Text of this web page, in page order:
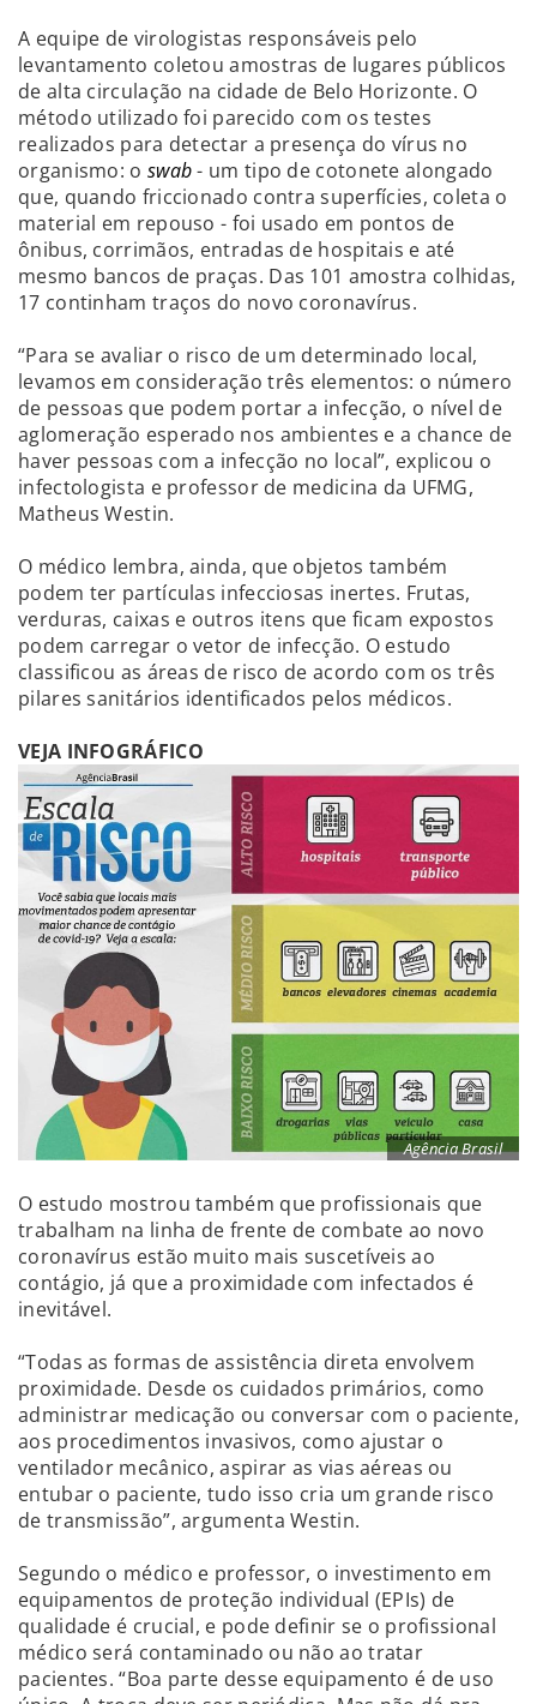
A equipe de virologistas responsáveis pelo
levantamento coletou amostras de lugares públicos
de alta circulação na cidade de Belo Horizonte. O
método utilizado foi parecido com os testes
realizados para detectar a presença do vírus no
organismo: o swab- um tipo de cotonete alongado
que, quando friccionado contra superfícies, coleta o
material em repouso - foi usado em pontos de
ônibus, corrimãos, entradas de hospitais e até
mesmo bancos de praças. Das 101 amostra colhidas,
17 continham traços do novo coronavírus.
“Para se avaliar o risco de um determinado local,
levamos em consideração três elementos: o número
de pessoas que podem portar a infecção, o nível de
aglomeração esperado nos ambientes e a chance de
haver pessoas com a infecção no local”, explicou o
infectologista e professor de medicina da UFMG,
Matheus Westin.
O médico lembra, ainda, que objetos também
podem ter partículas infecciosas inertes. Frutas,
verduras, caixas e outros itens que ficam expostos
podem carregar o vetor de infecção. O estudo
classificou as áreas de risco de acordo com os três
pilares sanitários identificados pelos médicos.
VEJA INFOGRÁFICO
Agência Brasil
O estudo mostrou também que profissionais que
trabalham na linha de frente de combate ao novo
coronavírus estão muito mais suscetíveis ao
contágio, já que a proximidade com infectados é
inevitável.
“Todas as formas de assistência direta envolvem
proximidade. Desde os cuidados primários, como
administrar medicação ou conversar com o paciente,
aos procedimentos invasivos, como ajustar o
ventilador mecânico, aspirar as vias aéreas ou
entubar o paciente, tudo isso cria um grande risco
de transmissão”, argumenta Westin.
Segundo o médico e professor, o investimento em
equipamentos de proteção individual (EPIs) de
qualidade é crucial, e pode definir se o profissional
médico será contaminado ou não ao tratar
pacientes. “Boa parte desse equipamento é de uso